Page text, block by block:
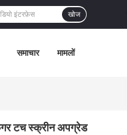
खोज
समाचार मामलों
टच स्क्रीन अपग्रेड